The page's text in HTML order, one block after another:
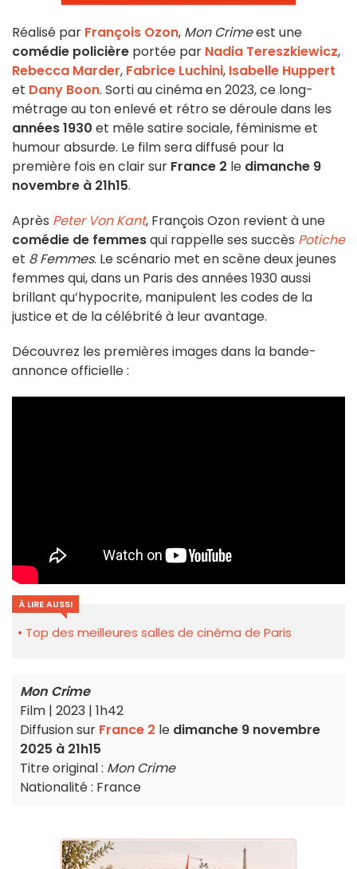
Réalisé par François Ozon, Mon Crimeest une
comédie policière portée par Nadia Tereszkiewicz,
Rebecca Marder, Fabrice Luchini, Isabelle Huppert
et Dany Boon. Sorti au cinéma en 2023, ce long-
métrage au ton enlevé et rétro se déroule dans les
années 1930 et mêle satire sociale, féminisme et
humour absurde. Le film sera diffusé pour la
première fois en clair sur France 2 le dimanche 9
novembre à 21h15.
Après Peter Von Kant, François Ozon revient à une
comédie de femmesqui rappelle ses succès Potiche
et 8 Femmes. Le scénario met en scène deux jeunes
femmes qui, dans un Paris des années 1930 aussi
brillant qu’hypocrite, manipulent les codes de la
justice et de la célébrité à leur avantage.
Découvrez les premières images dans la bande-
annonce officielle :
À LIRE AUSSI
Top des meilleures salles de cinéma de Paris
Mon Crime
Film | 2023 | 1h42
Diffusion sur France 2 le dimanche 9 novembre
2025 à 21h15
Titre original : Mon Crime
Nationalité : France